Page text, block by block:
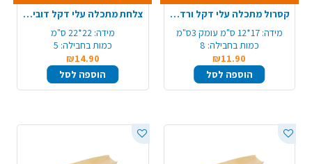
קסרול מתכלה עלי דקל ורד קוטר 8 יח'
מידה: 17*12 ס"מ עומק 3ס"מ
כמות בחבילה: 8
₪11.90
הוספה לסל
צלחת מתכלה עלי דקל דובי 5 יח'
מידה: 22*22 ס"מ
כמות בחבילה: 5
₪14.90
הוספה לסל